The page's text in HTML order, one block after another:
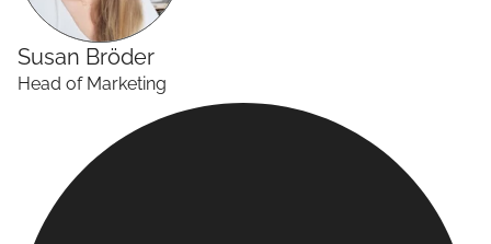
Susan Bröder
Head of Marketing